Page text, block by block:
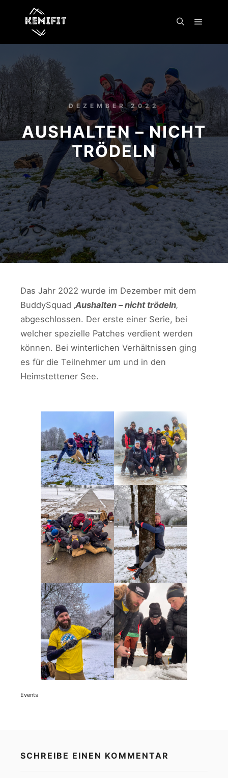
DEZEMBER 2022
AUSHALTEN – NICHT
TRÖDELN
Das Jahr 2022 wurde im Dezember mit dem
BuddySquad ‚Aushalten – nicht trödeln‚
abgeschlossen. Der erste einer Serie, bei
welcher spezielle Patches verdient werden
können. Bei winterlichen Verhältnissen ging
es für die Teilnehmer um und in den
Heimstettener See.
Events
SCHREIBE EINEN KOMMENTAR